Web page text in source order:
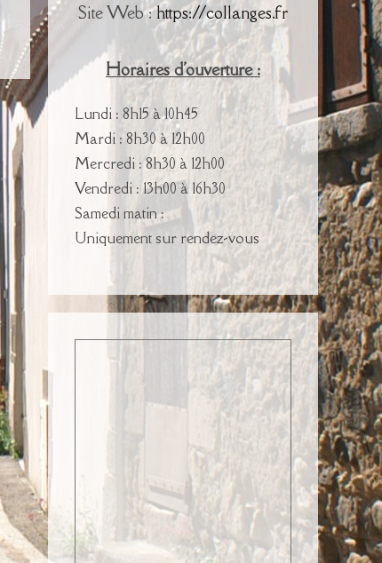
Site Web :https://collanges.fr
Horaires d'ouverture :
Lundi : 8h15 à 10h45
Mardi : 8h30 à 12h00
Mercredi : 8h30 à 12h00
Vendredi : 13h00 à 16h30
Samedi matin :
Uniquement sur rendez-vous